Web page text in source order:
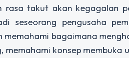
takut akan kegagalan
seseorang pengusaha
bagaimana
konsep membuka